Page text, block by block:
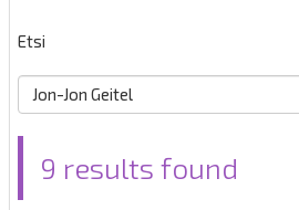
Etsi
9 results found